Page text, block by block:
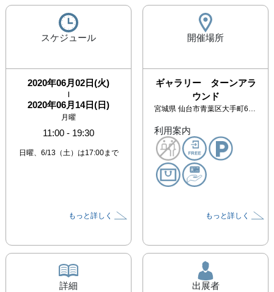
スケジュール
2020年06月02日(火)
|
2020年06月14日(日)
月曜
11:00 - 19:30
日曜、6/13（土）は17:00まで
もっと詳しく
開催場所
ギャラリー ターンアラ
ウンド
宮城県 仙台市青葉区大手町6-22 久光ビル１階
利用案内
もっと詳しく
詳細 出展者